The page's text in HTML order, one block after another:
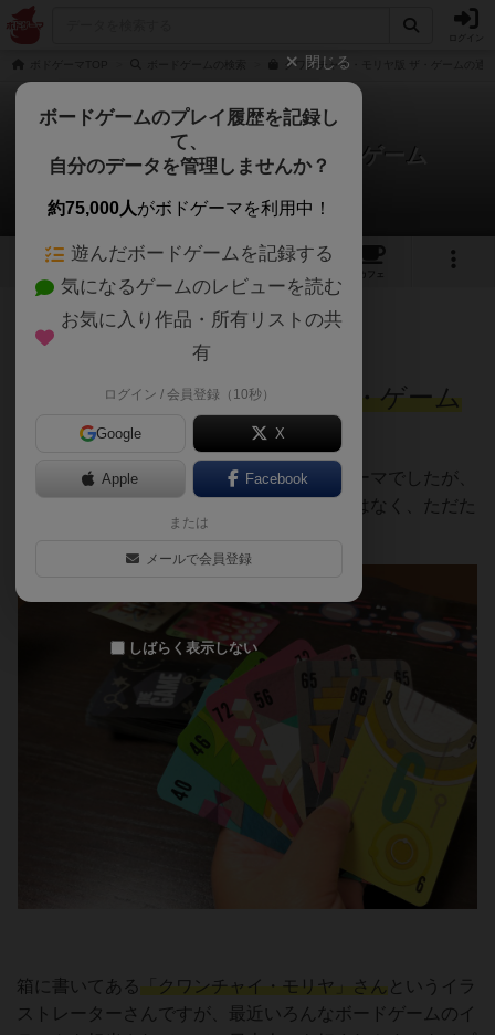
クワンチャイ・モリヤ版 ザ・ゲームの通
クワンチャイ・モリヤ版 ザ・ゲーム
まつながさんのレビュー
8 5
カフェ
701名 2名 7年弱前
レーティングが非公開に設定されたユーザー
クワンチャイ・モリヤ版 ザ・ゲーム
をいただいたので遊んでみました！！
ザ・ゲームは悪魔を封印しよう！というテーマでしたが、
このクワンチャイ・モリヤ版はストーリーはなく、ただた
で楽しくなります。
箱に書いてある 「クワンチャイ・モリヤ」さん というイラ
ストレーターさんですが、最近いろんなボードゲームのイ
閉じる
ボードゲームのプレイ履歴を記録し
て、
自分のデータを管理しませんか？
約75,000人がボドゲーマを利用中！
遊んだボードゲームを記録する
気になるゲームのレビューを読む
お気に入り作品・所有リストの共
有
ログイン / 会員登録（10秒）
Google X
Apple Facebook
または
メールで会員登録
しばらく表示しない